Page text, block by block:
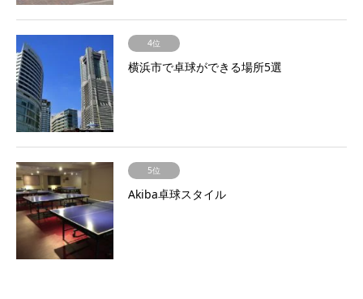
4位
横浜市で卓球ができる場所5選
5位
Akiba卓球スタイル